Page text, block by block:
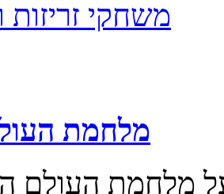
משחקי זריזות
מלחמת העולם